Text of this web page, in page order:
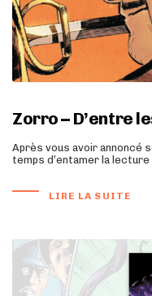
Zorro – D’entre
Après vous avoir annoncé
temps d’entamer la lecture
LIRE LA SUITE